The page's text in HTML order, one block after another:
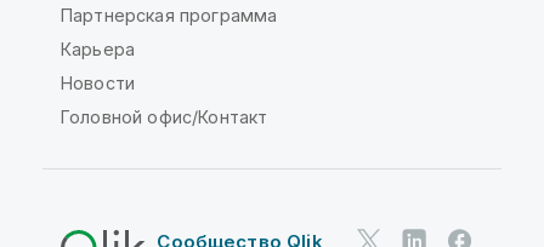
Партнерская программа
Карьера
Новости
Головной офис/Контакт
Сообщество Qlik